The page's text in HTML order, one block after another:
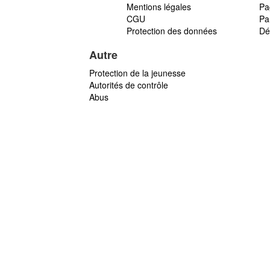
Mentions légales
CGU
Protection des données
Autre
Protection de la jeunesse
Autorités de contrôle
Abus